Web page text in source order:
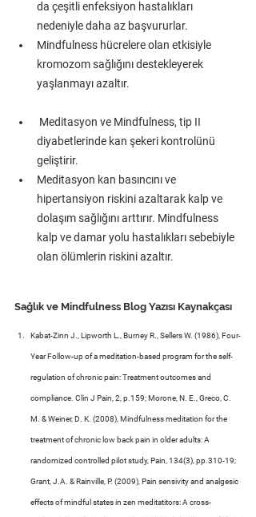
da çeşitli enfeksiyon hastalıkları
nedeniyle daha az başvururlar.
Mindfulness hücrelere olan etkisiyle
kromozom sağlığını destekleyerek
yaşlanmayı azaltır.
diyabetlerinde kan şekeri kontrolünü
geliştirir.
Meditasyon kan basıncını ve
hipertansiyon riskini azaltarak kalp ve
dolaşım sağlığını arttırır. Mindfulness
kalp ve damar yolu hastalıkları sebebiyle
olan ölümlerin riskini azaltır.
Sağlık ve Mindfulness Blog Yazısı Kaynakçası
Kabat-Zinn J., Lipworth L., Burney R., Sellers W. (1986), Four-
Year Follow-up of a meditation-based program for the self-
regulation of chronic pain: Treatment outcomes and
compliance. Clin J Pain, 2, p.159; Morone, N. E., Greco, C.
M. & Weiner, D. K. (2008), Mindfulness meditation for the
treatment of chronic low back pain in older adults: A
randomized controlled pilot study, Pain, 134(3), pp.310-19;
Grant, J.A. & Rainville, P. (2009), Pain sensivity and analgesic
effects of mindful states in zen meditatitors: A cross-